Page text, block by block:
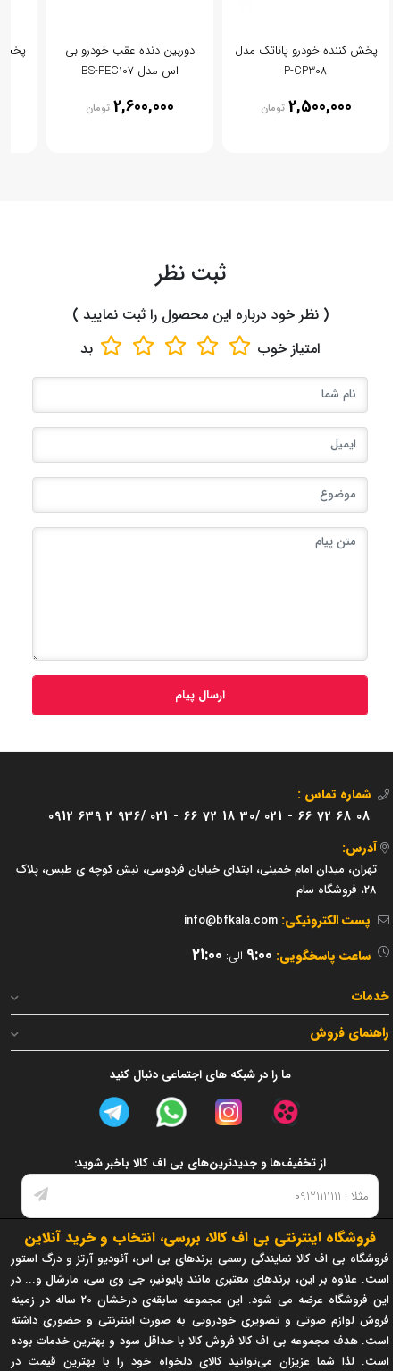
پخش کننده خودرو پاناتک مدل
P-CP308
2,500,000 تومان
دوربین دنده عقب خودرو بی
اس مدل BS-FEC107
2,600,000 تومان
پخش
ثبت نظر
( نظر خود درباره این محصول را ثبت نمایید )
امتیاز خوب بد
ارسال پیام
شماره تماس :
021 - 66 72 68 08
021 - 66 72 18 30/
0912 639 2 936/
آدرس:
تهران، میدان امام خمینی، ابتدای خیابان فردوسی، نبش کوچه ی طبس، پلاک
28، فروشگاه سام
پست الکترونیکی:info@bfkala.com
ساعت پاسخگویی:9:00الی:21:00
خدمات
راهنمای فروش
ما را در شبکه های اجتماعی دنبال کنید
از تخفیف‌ها و جدیدترین‌های بی اف کالا باخبر شوید:
فروشگاه اینترنتی بی اف کالا، بررسی، انتخاب و خرید آنلاین
فروشگاه بی اف کالا نمایندگی رسمی برندهای بی اس، آئودیو آرتز و درگ استور
است. علاوه بر این، برندهای معتبری مانند پایونیر، جی وی سی، مارشال و... در
این فروشگاه عرضه می شود. این مجموعه سابقه‌ی درخشان 20 ساله در زمینه
فروش لوازم صوتی و تصویری خودرویی به صورت اینترنتی و حضوری داشته
است. هدف مجموعه بی اف کالا فروش کالا با حداقل سود و بهترین خدمات بوده
است. لذا شما عزیزان می‌توانید کالای دلخواه خود را با بهترین قیمت در